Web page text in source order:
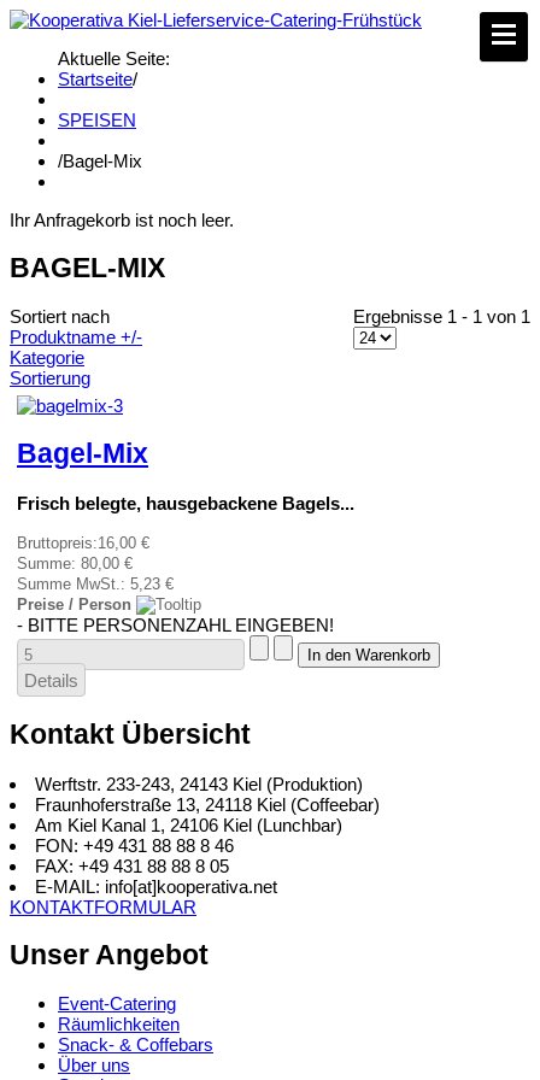
Aktuelle Seite:
Startseite/
SPEISEN
/Bagel-Mix
Ihr Anfragekorb ist noch leer.
BAGEL-MIX
Sortiert nach
Produktname +/-
Kategorie
Sortierung
Ergebnisse 1 - 1 von 1
Bagel-Mix
Frisch belegte, hausgebackene Bagels...
Bruttopreis:16,00 €
Summe: 80,00 €
Summe MwSt.: 5,23 €
Preise / Person
- BITTE PERSONENZAHL EINGEBEN!
Details
Kontakt Übersicht
Werftstr. 233-243, 24143 Kiel (Produktion)
Fraunhoferstraße 13, 24118 Kiel (Coffeebar)
Am Kiel Kanal 1, 24106 Kiel (Lunchbar)
FON: +49 431 88 88 8 46
FAX: +49 431 88 88 8 05
E-MAIL: info[at]kooperativa.net
KONTAKTFORMULAR
Unser Angebot
Event-Catering
Räumlichkeiten
Snack- & Coffebars
Über uns